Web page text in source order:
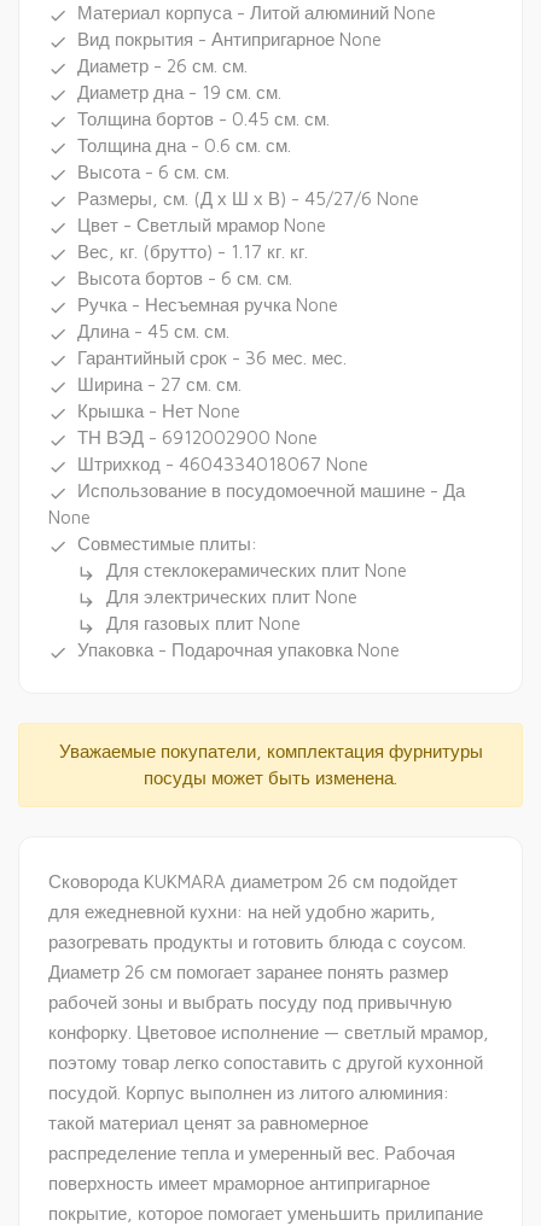
done Материал корпуса - Литой алюминий None
done Вид покрытия - Антипригарное None
done Диаметр - 26 см. см.
done Диаметр дна - 19 см. см.
done Толщина бортов - 0.45 см. см.
done Толщина дна - 0.6 см. см.
done Высота - 6 см. см.
done Размеры, см. (Д х Ш х В) - 45/27/6 None
done Цвет - Светлый мрамор None
done Вес, кг. (брутто) - 1.17 кг. кг.
done Высота бортов - 6 см. см.
done Ручка - Несъемная ручка None
done Длина - 45 см. см.
done Гарантийный срок - 36 мес. мес.
done Ширина - 27 см. см.
done Крышка - Нет None
done ТН ВЭД - 6912002900 None
done Штрихкод - 4604334018067 None
done
Использование в посудомоечной машине - Да
None
done Совместимые плиты:
subdirectory_arrow_right Для стеклокерамических плит None
subdirectory_arrow_right Для электрических плит None
subdirectory_arrow_right Для газовых плит None
done Упаковка - Подарочная упаковка None
Уважаемые покупатели, комплектация фурнитуры
посуды может быть изменена.
Сковорода KUKMARA диаметром 26 см подойдет
для ежедневной кухни: на ней удобно жарить,
разогревать продукты и готовить блюда с соусом.
Диаметр 26 см помогает заранее понять размер
рабочей зоны и выбрать посуду под привычную
конфорку. Цветовое исполнение — светлый мрамор,
поэтому товар легко сопоставить с другой кухонной
посудой. Корпус выполнен из литого алюминия:
такой материал ценят за равномерное
распределение тепла и умеренный вес. Рабочая
поверхность имеет мраморное антипригарное
покрытие, которое помогает уменьшить прилипание